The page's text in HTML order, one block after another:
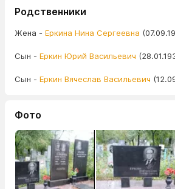
Родственники
Жена - Еркина Нина Сергеевна
Сын - Еркин Юрий Васильевич
Сын - Еркин Вячеслав Васильевич
Фото